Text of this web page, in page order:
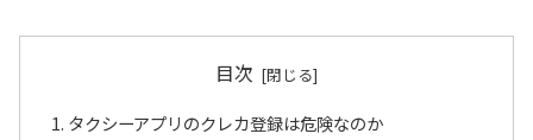
目次
タクシーアプリのクレカ登録は危険なのか